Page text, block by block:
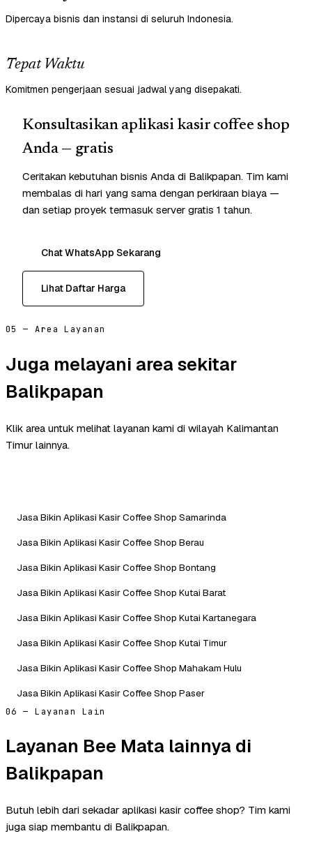
Dipercaya bisnis dan instansi di seluruh Indonesia.
Tepat Waktu
Komitmen pengerjaan sesuai jadwal yang disepakati.
Konsultasikan aplikasi kasir coffee shop
Anda — gratis
Ceritakan kebutuhan bisnis Anda di Balikpapan. Tim kami
membalas di hari yang sama dengan perkiraan biaya —
dan setiap proyek termasuk server gratis 1 tahun.
Chat WhatsApp Sekarang
Lihat Daftar Harga
05 — Area Layanan
Juga melayani area sekitar
Balikpapan
Klik area untuk melihat layanan kami di wilayah Kalimantan
Timur lainnya.
Jasa Bikin Aplikasi Kasir Coffee Shop Samarinda
Jasa Bikin Aplikasi Kasir Coffee Shop Berau
Jasa Bikin Aplikasi Kasir Coffee Shop Bontang
Jasa Bikin Aplikasi Kasir Coffee Shop Kutai Barat
Jasa Bikin Aplikasi Kasir Coffee Shop Kutai Kartanegara
Jasa Bikin Aplikasi Kasir Coffee Shop Kutai Timur
Jasa Bikin Aplikasi Kasir Coffee Shop Mahakam Hulu
Jasa Bikin Aplikasi Kasir Coffee Shop Paser
06 — Layanan Lain
Layanan Bee Mata lainnya di
Balikpapan
Butuh lebih dari sekadar aplikasi kasir coffee shop? Tim kami
juga siap membantu di Balikpapan.